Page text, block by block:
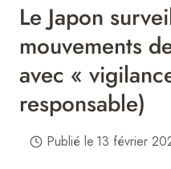
Le Japon
mouvements
avec «
responsable)
Publié le 13 février